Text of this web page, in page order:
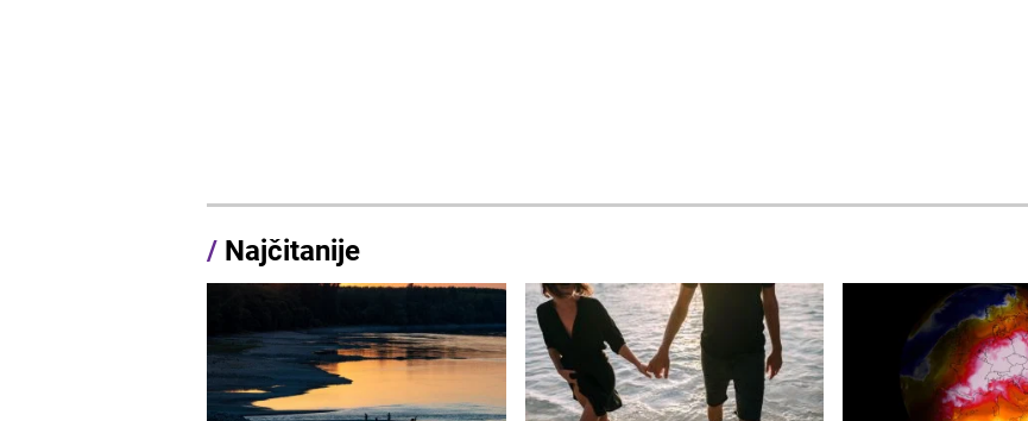
/ Najčitanije